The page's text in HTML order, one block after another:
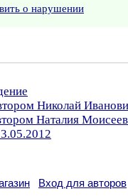
о нарушении
Николай
Наталия
Вход для авторов